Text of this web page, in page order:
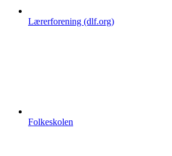
Lærerforening (dlf.org)
Folkeskolen